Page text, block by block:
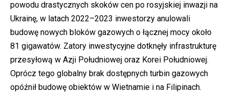
powodu drastycznych skoków cen po rosyjskiej inwazji na
Ukrainę, w latach 2022–2023 inwestorzy anulowali
budowę nowych bloków gazowych o łącznej mocy około
81 gigawatów. Zatory inwestycyjne dotknęły infrastrukturę
przesyłową w Azji Południowej oraz Korei Południowej.
Oprócz tego globalny brak dostępnych turbin gazowych
opóźnił budowę obiektów w Wietnamie i na Filipinach.